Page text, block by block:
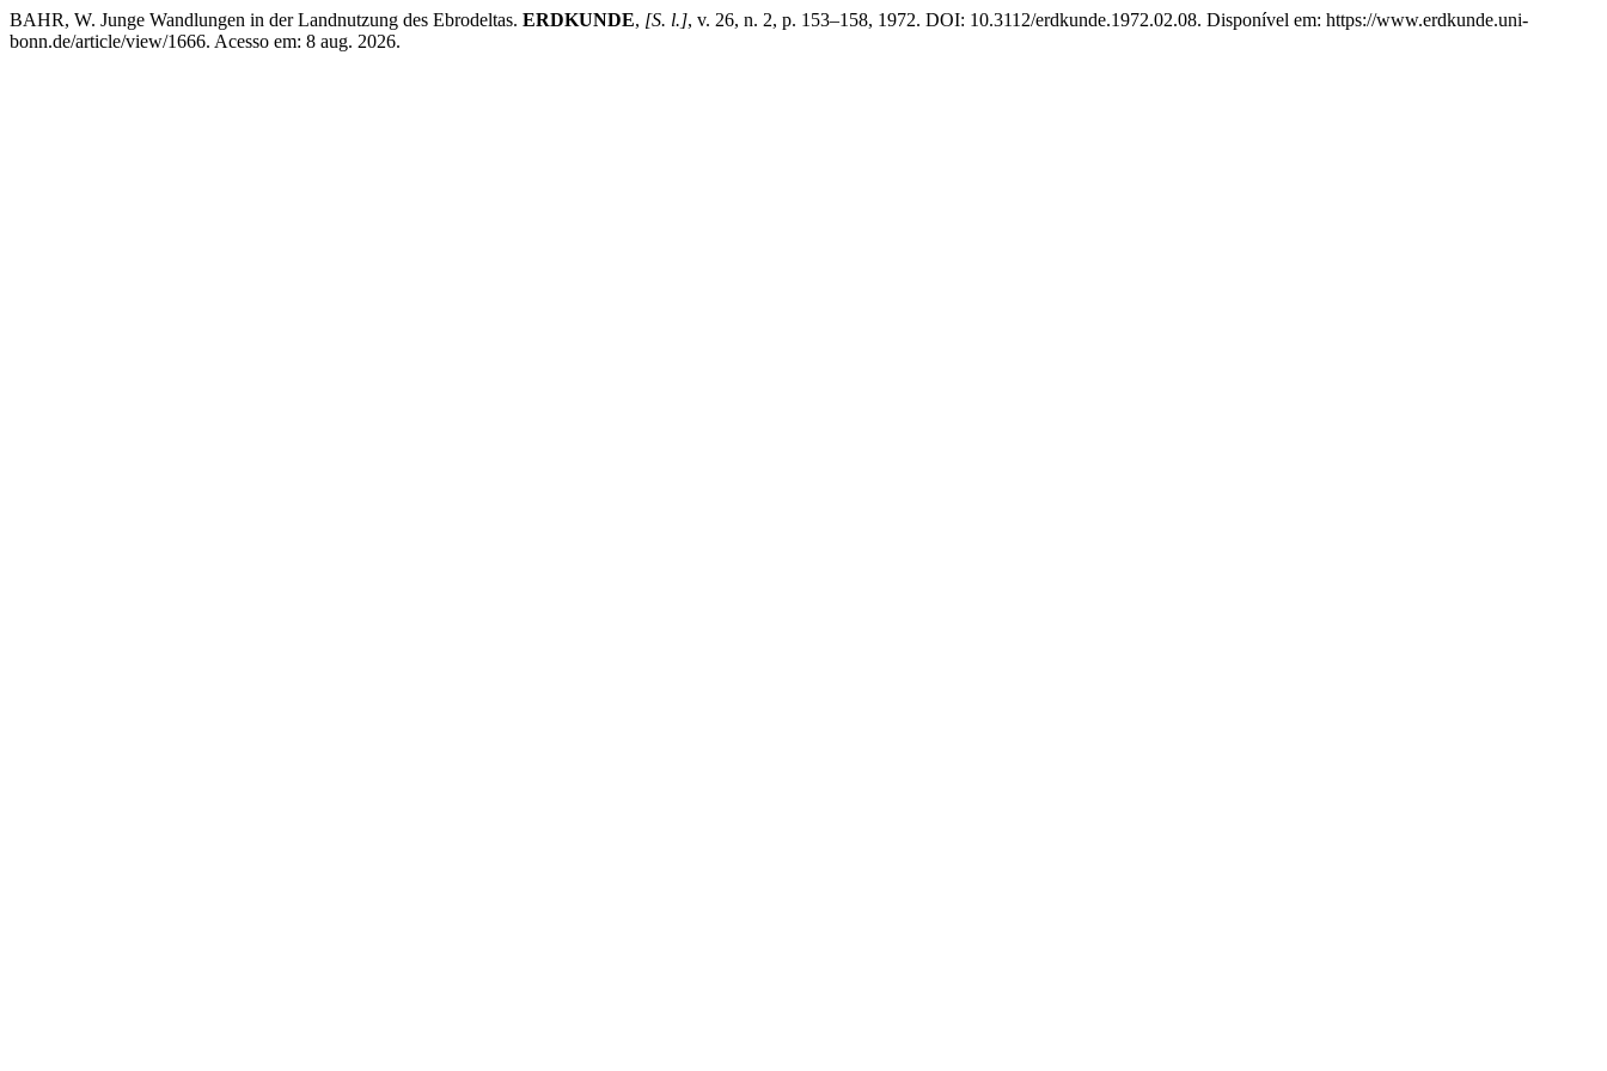
BAHR, W. Junge Wandlungen in der Landnutzung des Ebrodeltas. ERDKUNDE, [S. l.], v. 26, n. 2, p. 153–158, 1972. DOI: 10.3112/erdkunde.1972.02.08. Disponível em: https://www.erdkunde.uni-
bonn.de/article/view/1666. Acesso em: 8 aug. 2026.